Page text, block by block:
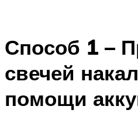
Способ 1 –
свечей
помощи